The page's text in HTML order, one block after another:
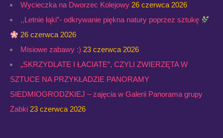
Wycieczka na Dworzec Kolejowy 26 czerwca 2026
,,Letnie łąki”- odkrywanie piękna natury poprzez sztukę
26 czerwca 2026
Misiowe zabawy :) 23 czerwca 2026
„SKRZYDLATE I ŁACIATE”, CZYLI ZWIERZĘTA W
SZTUCE NA PRZYKŁADZIE PANORAMY
SIEDMIOGRODZKIEJ – zajęcia w Galerii Panorama grupy
Żabki 23 czerwca 2026